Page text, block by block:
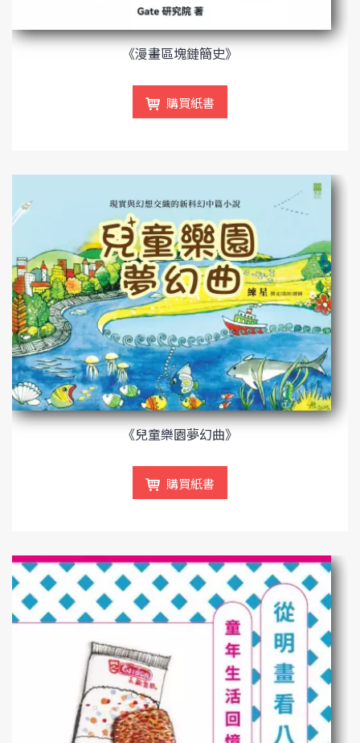
《漫畫區塊鏈簡史》
購買紙書
《兒童樂園夢幻曲》
購買紙書